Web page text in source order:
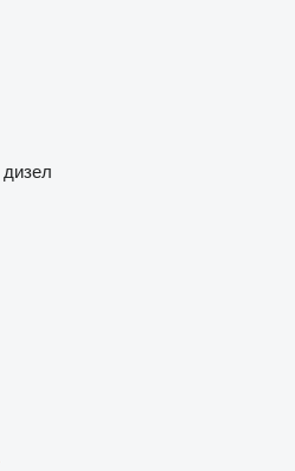
дизел